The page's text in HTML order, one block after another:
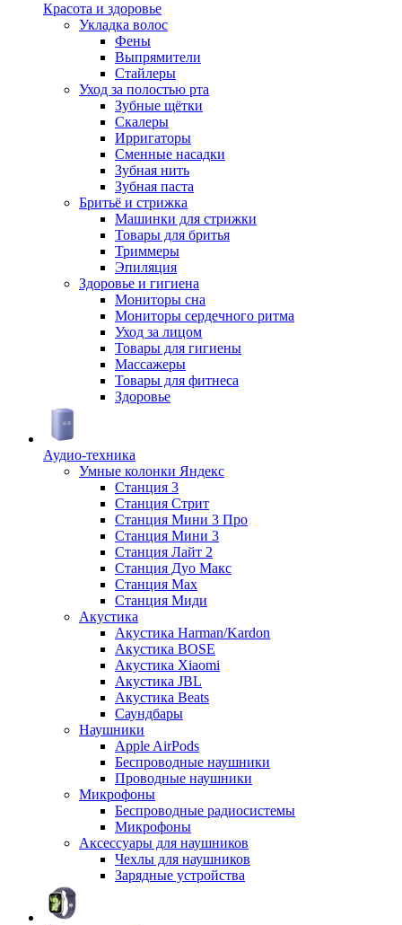
Красота и здоровье
Укладка волос
Фены
Выпрямители
Стайлеры
Уход за полостью рта
Зубные щётки
Скалеры
Ирригаторы
Сменные насадки
Зубная нить
Зубная паста
Бритьё и стрижка
Машинки для стрижки
Товары для бритья
Триммеры
Эпиляция
Здоровье и гигиена
Мониторы сна
Мониторы сердечного ритма
Уход за лицом
Товары для гигиены
Массажеры
Товары для фитнеса
Здоровье
Аудио-техника
Умные колонки Яндекс
Станция 3
Станция Стрит
Станция Мини 3 Про
Станция Мини 3
Станция Лайт 2
Станция Дуо Макс
Станция Max
Станция Миди
Акустика
Акустика Harman/Kardon
Акустика BOSE
Акустика Xiaomi
Акустика JBL
Акустика Beats
Саундбары
Наушники
Apple AirPods
Беспроводные наушники
Проводные наушники
Микрофоны
Беспроводные радиосистемы
Микрофоны
Аксессуары для наушников
Чехлы для наушников
Зарядные устройства